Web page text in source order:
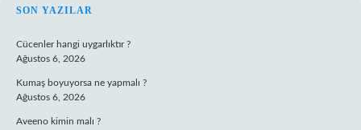
SIDEBAR
SON YAZILAR
Cücenler hangi uygarlıktır ?
Ağustos 6, 2026
Kumaş boyuyorsa ne yapmalı ?
Ağustos 6, 2026
Aveeno kimin malı ?